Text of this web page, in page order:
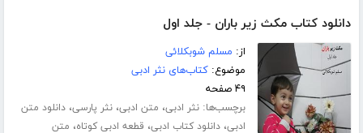
دانلود کتاب مکث زیر باران - جلد اول
از: مسلم شوبکلائی
موضوع:کتاب‌های نثر ادبی
۴۹ صفحه
برچسب‌ها:نثر ادبی، متن ادبی،نثر پارسی،دانلود متن
ادبی،دانلود کتاب ادبی، قطعه ادبی کوتاه، متن